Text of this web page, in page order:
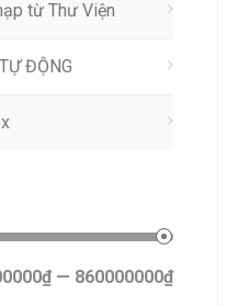
từ Thư Viện
ĐỘNG
— 860000000₫